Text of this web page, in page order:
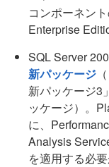
コンポーネン
Enterprise
SQL Server
新パッケージ
新パッケージ3
ッケージ）。
に、
Analysis
を適用する必要